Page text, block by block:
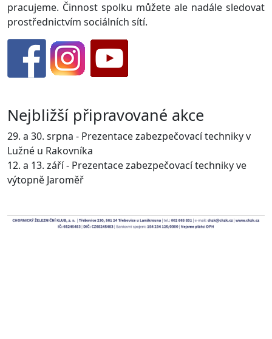
pracujeme. Činnost spolku můžete ale nadále sledovat
prostřednictvím sociálních sítí.
Nejbližší připravované akce
29. a 30. srpna - Prezentace zabezpečovací techniky v
Lužné u Rakovníka
12. a 13. září - Prezentace zabezpečovací techniky ve
výtopně Jaroměř